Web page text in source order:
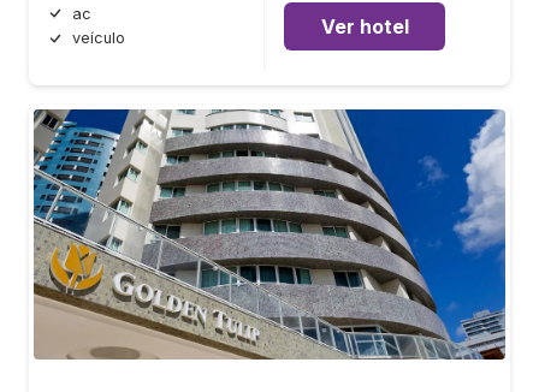
ac
veículo
Ver hotel